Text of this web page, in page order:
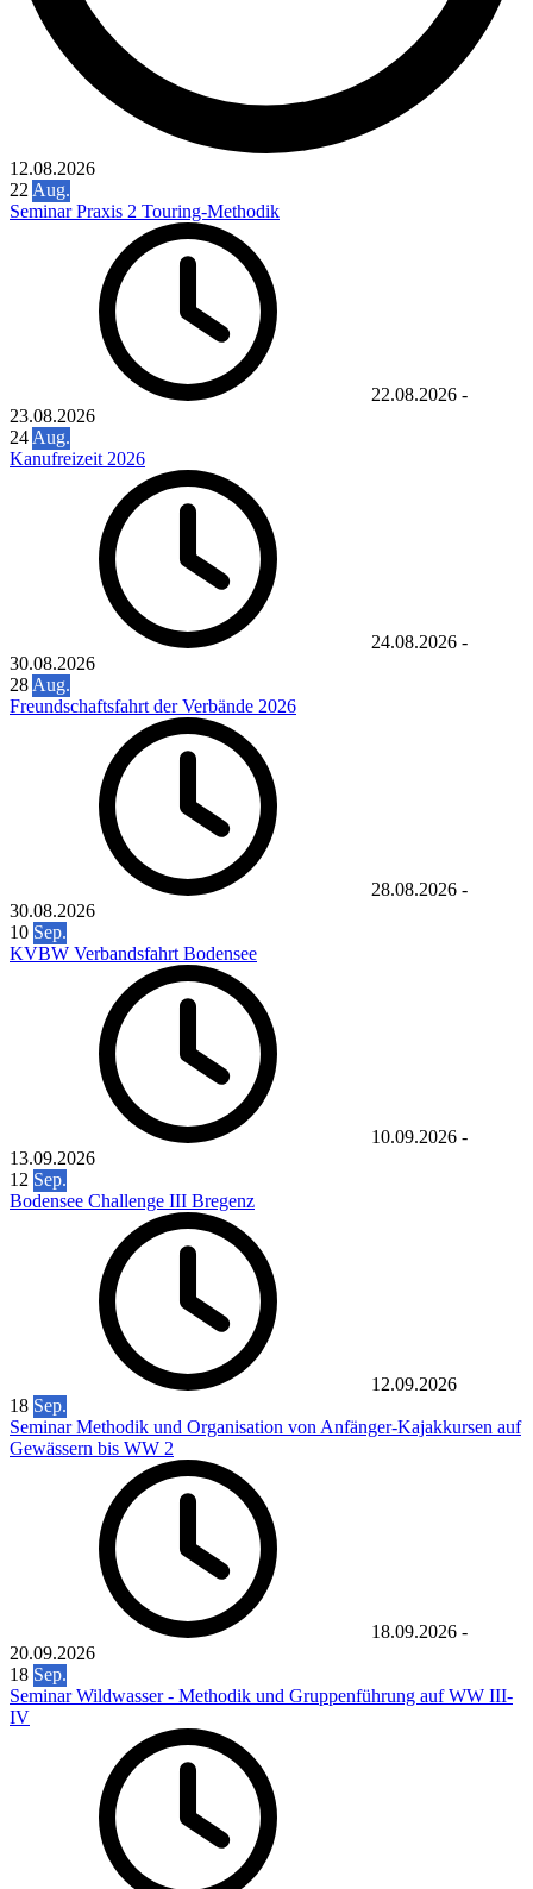
12.08.2026
22Aug.
Seminar Praxis 2 Touring-Methodik
22.08.2026 -
23.08.2026
24Aug.
Kanufreizeit 2026
24.08.2026 -
30.08.2026
28Aug.
Freundschaftsfahrt der Verbände 2026
28.08.2026 -
30.08.2026
10 Sep.
KVBW Verbandsfahrt Bodensee
10.09.2026 -
13.09.2026
12 Sep.
Bodensee Challenge III Bregenz
12.09.2026
18 Sep.
Seminar Methodik und Organisation von Anfänger-Kajakkursen auf
Gewässern bis WW 2
18.09.2026 -
20.09.2026
18 Sep.
Seminar Wildwasser - Methodik und Gruppenführung auf WW III-
IV